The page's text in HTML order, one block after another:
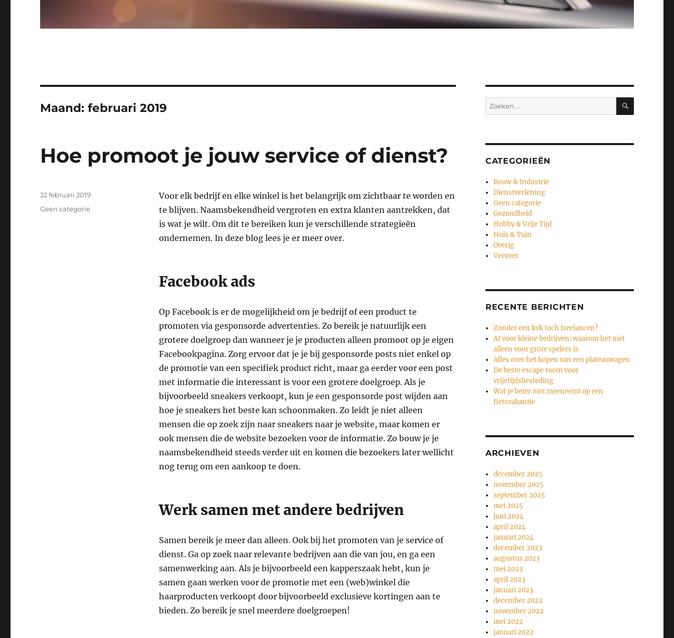
Maand:februari 2019
Hoe promoot je jouw service of dienst?
Voor elk bedrijf en elke winkel is het belangrijk om zichtbaar te worden en
te blijven. Naamsbekendheid vergroten en extra klanten aantrekken, dat
is wat je wilt. Om dit te bereiken kun je verschillende strategieën
ondernemen. In deze blog lees je er meer over.
Facebook ads
Op Facebook is er de mogelijkheid om je bedrijf of een product te
promoten via gesponsorde advertenties. Zo bereik je natuurlijk een
grotere doelgroep dan wanneer je je producten alleen promoot op je eigen
Facebookpagina. Zorg ervoor dat je je bij gesponsorde posts niet enkel op
de promotie van een specifiek product richt, maar ga eerder voor een post
met informatie die interessant is voor een grotere doelgroep. Als je
bijvoorbeeld sneakers verkoopt, kun je een gesponsorde post wijden aan
hoe je sneakers het beste kan schoonmaken. Zo leidt je niet alleen
mensen die op zoek zijn naar sneakers naar je website, maar komen er
ook mensen die de website bezoeken voor de informatie. Zo bouw je je
naamsbekendheid steeds verder uit en komen die bezoekers later wellicht
nog terug om een aankoop te doen.
Werk samen met andere bedrijven
Samen bereik je meer dan alleen. Ook bij het promoten van je service of
dienst. Ga op zoek naar relevante bedrijven aan die van jou, en ga een
samenwerking aan. Als je bijvoorbeeld een kapperszaak hebt, kun je
samen gaan werken voor de promotie met een (web)winkel die
haarproducten verkoopt door bijvoorbeeld exclusieve kortingen aan te
bieden. Zo bereik je snel meerdere doelgroepen!
Geplaatst
22 februari 2019
Categorieën
Geen categorie
Zoeken
naar:
ZOEKEN
CATEGORIEËN
Bouw & Industrie
Dienstverlening
Geen categorie
Gezondheid
Hobby & Vrije Tijd
Huis & Tuin
Overig
Vervoer
RECENTE BERICHTEN
Zonder een kvk toch freelancen?
AI voor kleine bedrijven: waarom het niet
alleen voor grote spelers is
Alles over het kopen van een plateauwagen
De beste escape room voor
vrijetijdsbesteding
Wat je beter niet meeneemt op een
fietsvakantie
ARCHIEVEN
december 2025
november 2025
september 2025
mei 2025
juni 2024
april 2024
januari 2024
december 2023
augustus 2023
mei 2023
april 2023
januari 2023
december 2022
november 2022
mei 2022
januari 2022